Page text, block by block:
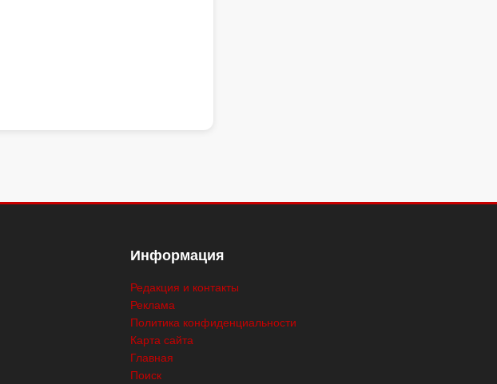
Информация
Редакция и контакты
Реклама
Политика конфиденциальности
Карта сайта
Главная
Поиск